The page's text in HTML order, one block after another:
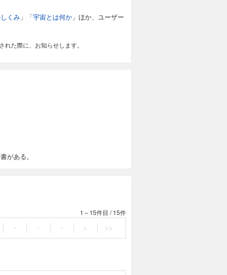
くみ 」「宇宙とは何か 」ほか、ユーザー
た際に、お知らせします。
がある。
1～15件目 /15件
・ ・ ・ > >>